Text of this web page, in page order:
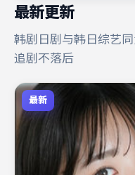
最新更新
韩剧日剧与韩日综艺
追剧不落后
最新